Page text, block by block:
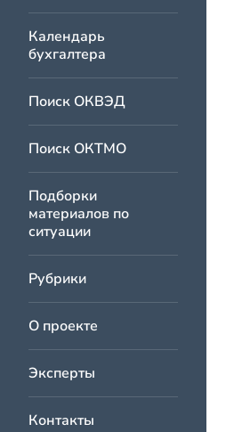
Календарь
бухгалтера
Поиск ОКВЭД
Поиск ОКТМО
Подборки
материалов по
ситуации
Рубрики
О проекте
Эксперты
Контакты